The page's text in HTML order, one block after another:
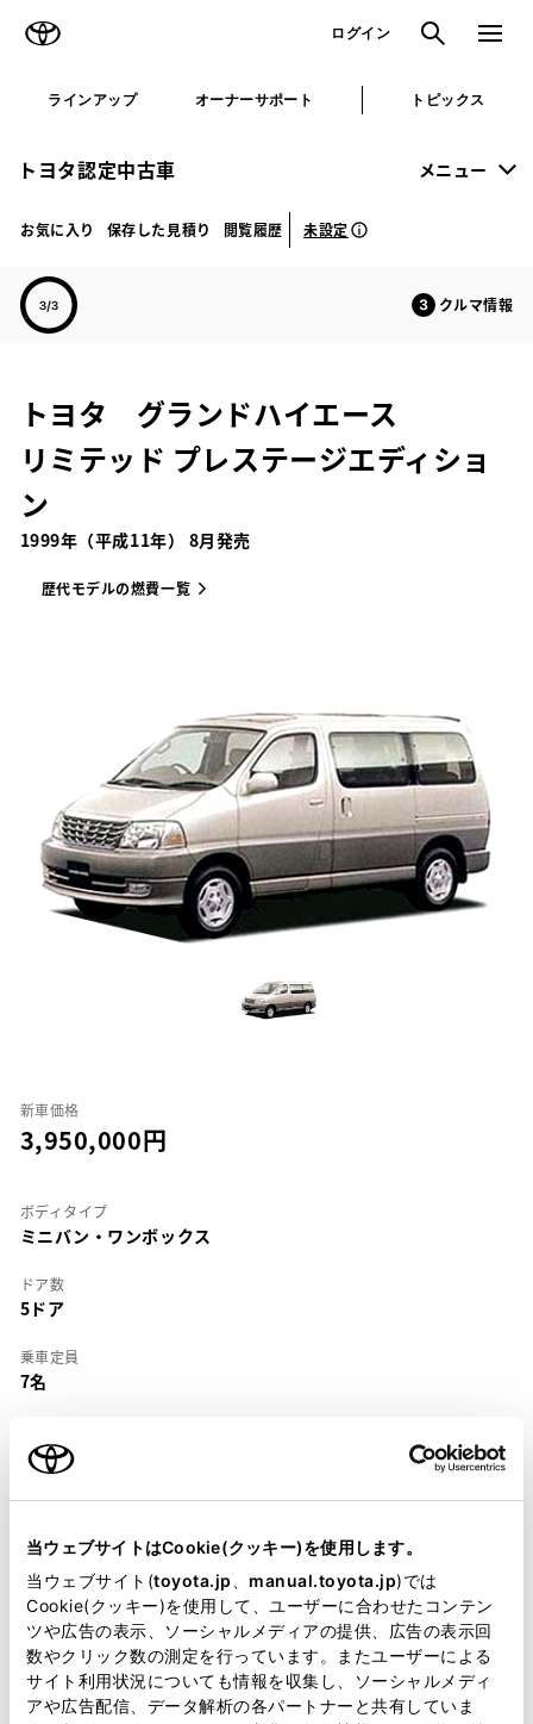
当ウェブサイトはCookie(クッキー)を使用します。
当ウェブサイト(toyota.jp manual.toyota.jp)では
Cookie(クッキー)を使用して、ユーザーに合わせたコンテン
ツや広告の表示、ソーシャルメディアの提供、広告の表示回
数やクリック数の測定を行っています。またユーザーによる
サイト利用状況についても情報を収集し、ソーシャルメディ
アや広告配信、データ解析の各パートナーと共有していま
ログイン 検索 メニュ
ラインアップ オーナーサポート トピックス
トヨタ認定中古車 メニュー
お気に入り 保存した見積り 閲覧履歴 未設定
クルマ情報
トヨタ グランドハイエース
リミテッド プレステージエディショ
ン
1999年（平成11年） 8月発売
歴代モデルの燃費一覧
新車価格
3,950,000
ボディタイプ
ミニバン・ワンボックス
ドア数
5ドア
乗車定員
7名
GF-VCH10W
全長×全幅×全高
ホイールベース ※1
2985mm
トレッド前／後
1560/1540mm
室内長×室内幅× 室内高